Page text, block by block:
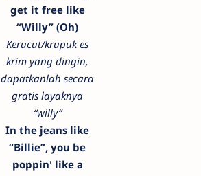
get it free like
“Willy” (Oh)
Kerucut/krupuk es
krim yang dingin,
dapatkanlah secara
gratis layaknya
“willy”
In the jeans like
“Billie”, you be
poppin' like a